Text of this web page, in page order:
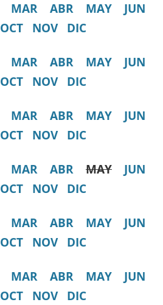
MAR ABR MAY
JUN
OCT NOV DIC
MAR ABR MAY
JUN
OCT NOV DIC
MAR ABR MAY
JUN
OCT NOV DIC
MAR ABR MAY
JUN
OCT NOV DIC
MAR ABR MAY
JUN
OCT NOV DIC
MAR ABR MAY
JUN
OCT NOV DIC